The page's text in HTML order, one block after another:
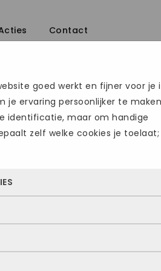
Contact
€159.95 €99.00
47
goed werkt en fijner voor je
je ervaring persoonlijker te
identificatie, maar om handige
zelf welke cookies je toelaat;
de website überhaupt werkt. Ze
worden uitgezet. Meestal worden
zoals inloggen, een formulier
Je kunt je browser zo instellen
vaak onze site bezocht wordt, waar
pagina’s populair zijn. Zo